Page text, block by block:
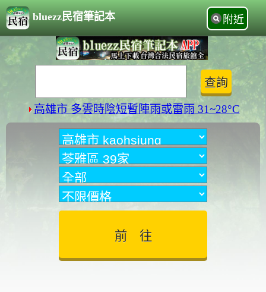
bluezz民宿筆記本 附近
高雄市 多雲時陰短暫陣雨或雷雨 31~28°C